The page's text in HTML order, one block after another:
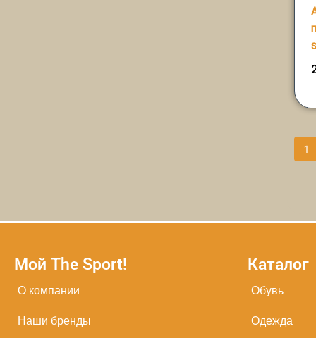
1
Мой The Sport!
О компании
Наши бренды
Каталог
Обувь
Одежда